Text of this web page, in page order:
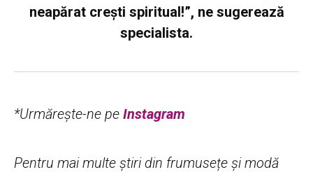
neapărat crești spiritual!”, ne sugerează
specialista.
*Urmărește-ne pe Instagram
Pentru mai multe știri din frumusețe și modă